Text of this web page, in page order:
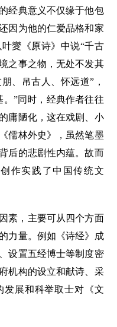
经典意义不仅缘于他包
因为他的仁爱品格和家
夑《原诗》中说“千古
之事之物，无处不发其
、吊古人、怀远道”，
”同时，经典作者往往
庸陋化，这在戏剧、小
儒林外史》，虽然笔墨
后的悲剧性内蕴。故而
作实践了中国传统文
，主要可从四个方面
力量。例如《诗经》成
设置五经博士等制度密
机构的设立和献诗、采
发展和科举取士对《文